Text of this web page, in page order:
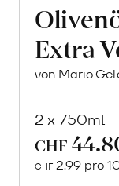
Extra
von Mario
2 x 750ml
CHF
CHF 2.99 pro